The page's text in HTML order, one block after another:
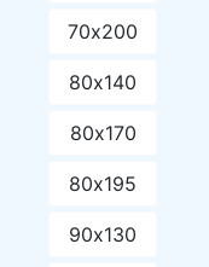
70х200
80х140
80х170
80х195
90х130